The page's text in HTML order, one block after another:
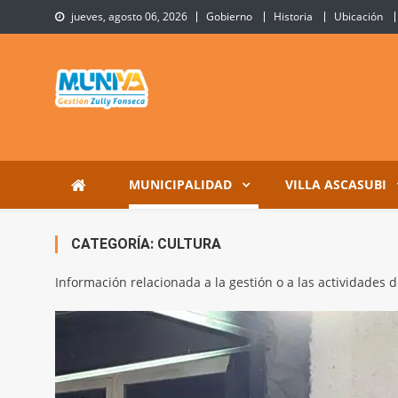
to
jueves, agosto 06, 2026 Gobierno Historia Ubicación
Municipalidad de Villa
MUNICIPALIDAD VILLA ASCASUBI
CATEGORÍA: CULTURA
Información relacionada a la gestión o a las actividades